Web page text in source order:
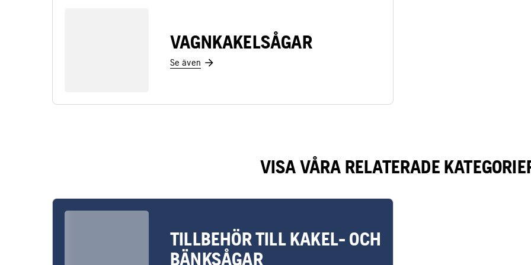
VAGNKAKELSÅGAR
Se även
VISA VÅRA RELATERADE
TILLBEHÖR TILL KAKEL- OCH
BÄNKSÅGAR